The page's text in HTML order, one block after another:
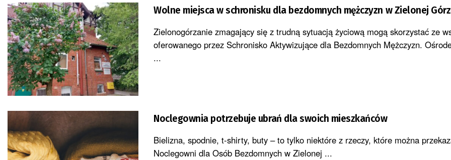
Wolne miejsca w schronisku dla bezdomnych mężczyzn w Zielonej
Zielonogórzanie zmagający się z trudną sytuacją życiową mogą skorzystać ze
oferowanego przez Schronisko Aktywizujące dla Bezdomnych Mężczyzn.
...
Noclegownia potrzebuje ubrań dla swoich mieszkańców
Bielizna, spodnie, t-shirty, buty – to tylko niektóre z rzeczy, które można
Noclegowni dla Osób Bezdomnych w Zielonej ...